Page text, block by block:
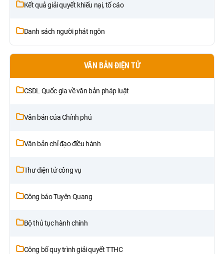
Kết quả giải quyết khiếu nại, tố cáo
Danh sách người phát ngôn
VĂN BẢN ĐIỆN TỬ
CSDL Quốc gia về văn bản pháp luật
Văn bản của Chính phủ
Văn bản chỉ đạo điều hành
Thư điện tử công vụ
Công báo Tuyên Quang
Bộ thủ tục hành chính
Công bố quy trình giải quyết TTHC